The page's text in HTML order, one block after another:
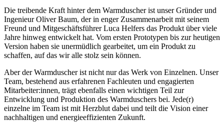
Die treibende Kraft hinter dem Warmduscher ist unser Gründer und
Ingenieur Oliver Baum, der in enger Zusammenarbeit mit seinem
Freund und Mitgeschäftsführer Luca Helfers das Produkt über viele
Jahre hinweg entwickelt hat. Vom ersten Prototypen bis zur heutigen
Version haben sie unermüdlich gearbeitet, um ein Produkt zu
schaffen, auf das wir alle stolz sein können.
Aber der Warmduscher ist nicht nur das Werk von Einzelnen. Unser
Team, bestehend aus erfahrenen Fachleuten und engagierten
Mitarbeiter:innen, trägt ebenfalls einen wichtigen Teil zur
Entwicklung und Produktion des Warmduschers bei. Jede(r)
einzelne im Team ist mit Herzblut dabei und teilt die Vision einer
nachhaltigen und energieeffizienten Zukunft.